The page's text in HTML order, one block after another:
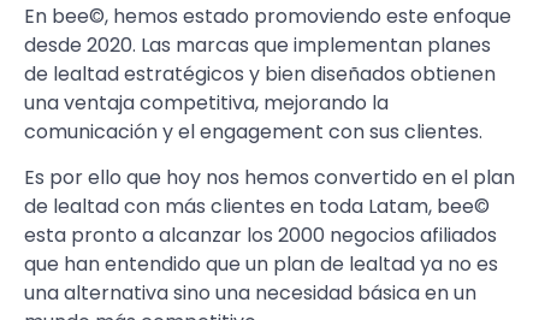
En bee©, hemos estado promoviendo este enfoque
desde 2020. Las marcas que implementan planes
de lealtad estratégicos y bien diseñados obtienen
una ventaja competitiva, mejorando la
comunicación y el engagement con sus clientes.
Es por ello que hoy nos hemos convertido en el plan
de lealtad con más clientes en toda Latam, bee©
esta pronto a alcanzar los 2000 negocios afiliados
que han entendido que un plan de lealtad ya no es
una alternativa sino una necesidad básica en un